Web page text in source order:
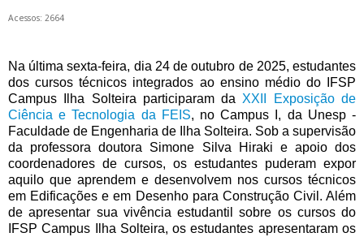
Acessos: 2664
Na última sexta-feira, dia 24 de outubro de 2025, estudantes
dos cursos técnicos integrados ao ensino médio do IFSP
Campus Ilha Solteira participaram da XXII
Exposição de
Ciência e Tecnologia da FEIS, no Campus I, da Unesp -
Faculdade de Engenharia de Ilha Solteira. Sob a supervisão
da professora doutora Simone Silva Hiraki e apoio dos
coordenadores de cursos, os estudantes puderam expor
aquilo que aprendem e desenvolvem nos cursos técnicos
em Edificações e em Desenho para Construção Civil. Além
de apresentar sua vivência estudantil sobre os cursos do
IFSP Campus Ilha Solteira, os estudantes apresentaram os